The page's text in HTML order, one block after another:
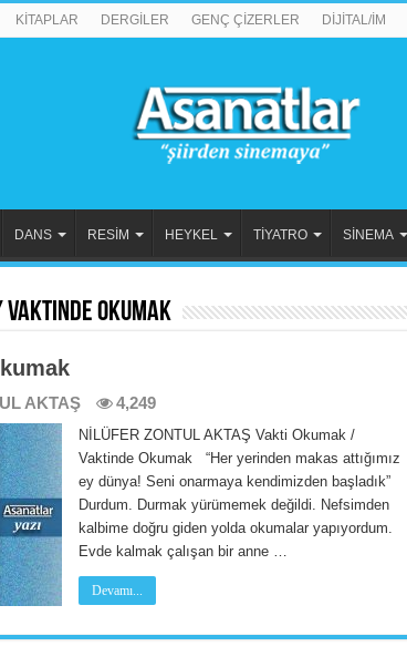
KİTAPLAR DERGİLER GENÇ ÇİZERLER DİJİTAL/İM
DANS RESİM HEYKEL TİYATRO SİNEMA
Okumak
AKTAŞ 4,249
NİLÜFER ZONTUL AKTAŞ Vakti Okumak /
Vaktinde Okumak “Her yerinden makas attığımız
ey dünya! Seni onarmaya kendimizden başladık”
Durdum. Durmak yürümemek değildi. Nefsimden
kalbime doğru giden yolda okumalar yapıyordum.
Evde kalmak çalışan bir anne …
Devamı...